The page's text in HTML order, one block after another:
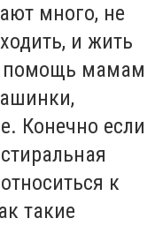
много, не
и жить
помощь мамам
Конечно если
к
такие